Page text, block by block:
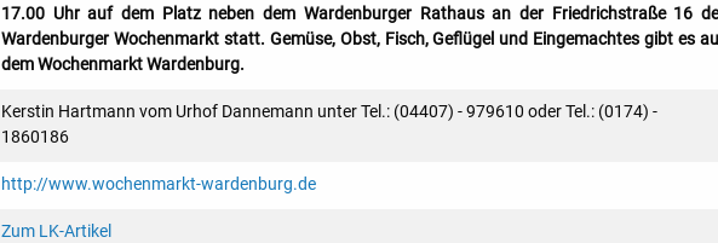
17.00 Uhr auf dem Platz neben dem Wardenburger Rathaus an der Friedrichstraße 16
Wardenburger Wochenmarkt statt. Gemüse, Obst, Fisch, Geflügel und Eingemachtes gibt es
dem Wochenmarkt Wardenburg.
Kerstin Hartmann vom Urhof Dannemann unter Tel.: (04407) - 979610 oder Tel.: (0174) -
1860186
http://www.wochenmarkt-wardenburg.de
Zum LK-Artikel